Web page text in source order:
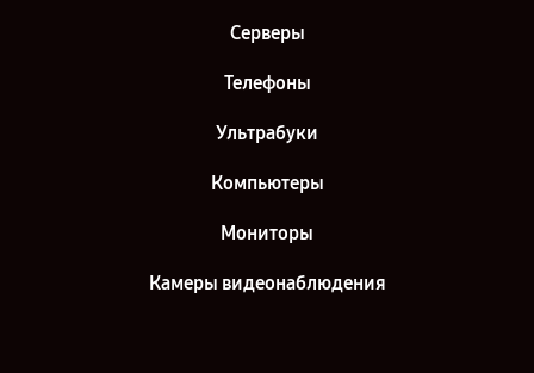
Серверы
Телефоны
Ультрабуки
Компьютеры
Мониторы
Камеры видеонаблюдения